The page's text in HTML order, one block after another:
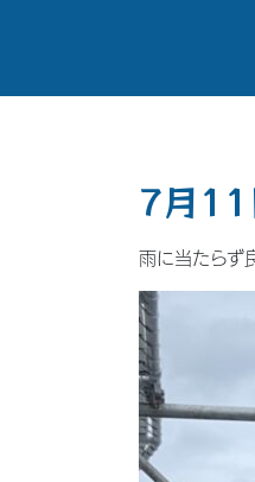
7月
雨に当たらず